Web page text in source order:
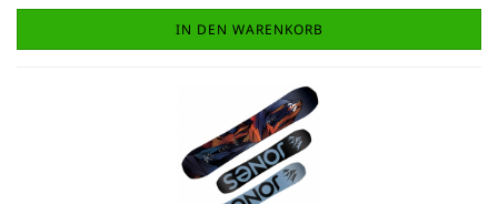
IN DEN WARENKORB